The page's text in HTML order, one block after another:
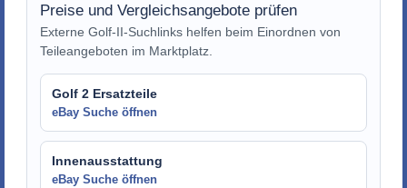
Preise und Vergleichsangebote prüfen
Externe Golf-II-Suchlinks helfen beim Einordnen von
Teileangeboten im Marktplatz.
Golf 2 Ersatzteile
eBay Suche öffnen
Innenausstattung
eBay Suche öffnen